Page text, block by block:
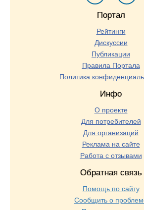
Портал
Рейтинги
Дискуссии
Публикации
Правила Портала
Политика
Инфо
О проекте
Для потребителей
Для организаций
Реклама на сайте
Работа с отзывами
Обратная связь
Помощь по сайту
Сообщить о